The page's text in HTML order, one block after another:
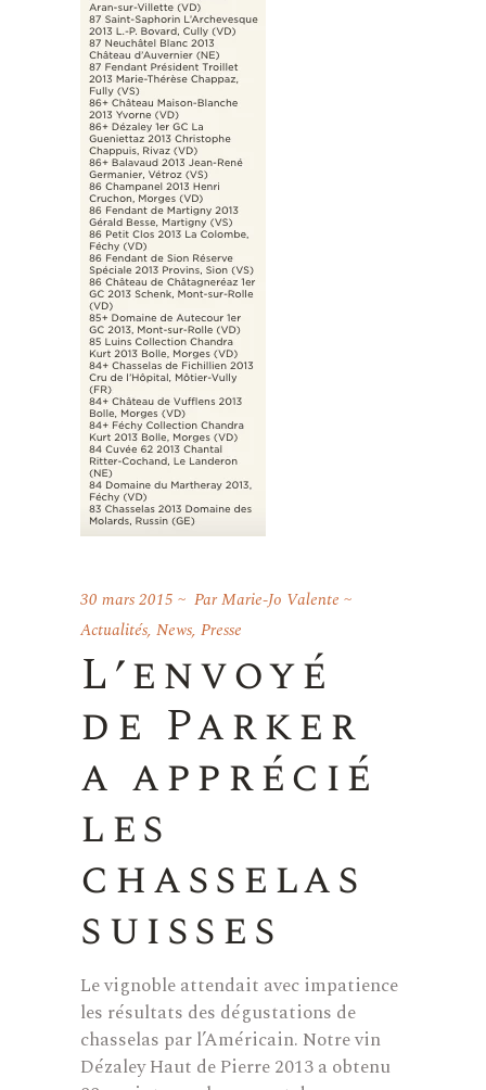
30 mars 2015 ParMarie-Jo Valente
Actualités, News, Presse
L’envoyé
de Parker
a apprécié
les
chasselas
suisses
Le vignoble attendait avec impatience
les résultats des dégustations de
chasselas par l’Américain. Notre vin
Dézaley Haut de Pierre 2013 a obtenu